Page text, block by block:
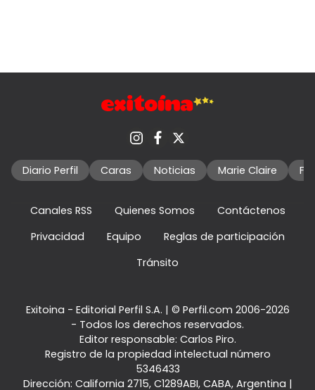
Diario Perfil Caras Noticias Marie Claire
Canales RSS Quienes Somos
Contáctenos
Privacidad
Equipo
Reglas de participación
Tránsito
Exitoina - Editorial Perfil S.A. | © Perfil.com 2006-2026
- Todos los derechos reservados.
Editor responsable: Carlos Piro.
Registro de la propiedad intelectual número
5346433
Dirección: California 2715, C1289ABI, CABA, Argentina |